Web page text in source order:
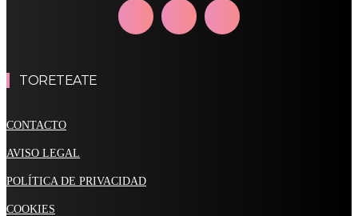
TORETEATE
CONTACTO
AVISO LEGAL
POLÍTICA DE PRIVACIDAD
COOKIES